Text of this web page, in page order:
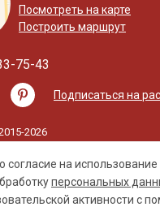
согласие на
персональных
активности с
Посмотреть на карте
Построить маршрут
75-43
Подписаться на
2026
сайте не является публичной